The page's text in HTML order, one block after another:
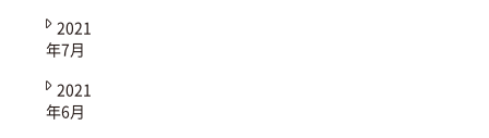
2021
年7月
2021
年6月